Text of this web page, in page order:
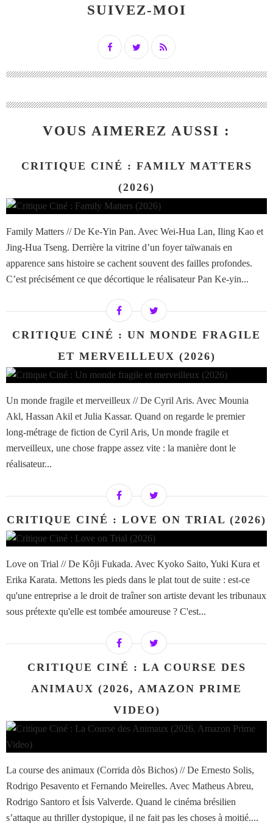
SUIVEZ-MOI
VOUS AIMEREZ AUSSI :
CRITIQUE CINÉ : FAMILY MATTERS
(2026)
Family Matters // De Ke-Yin Pan. Avec Wei-Hua Lan, Iling Kao et
Jing-Hua Tseng. Derrière la vitrine d’un foyer taïwanais en
apparence sans histoire se cachent souvent des failles profondes.
C’est précisément ce que décortique le réalisateur Pan Ke-yin...
CRITIQUE CINÉ : UN MONDE FRAGILE
ET MERVEILLEUX (2026)
Un monde fragile et merveilleux // De Cyril Aris. Avec Mounia
Akl, Hassan Akil et Julia Kassar. Quand on regarde le premier
long-métrage de fiction de Cyril Aris, Un monde fragile et
merveilleux, une chose frappe assez vite : la manière dont le
réalisateur...
CRITIQUE CINÉ : LOVE ON TRIAL (2026)
Love on Trial // De Kôji Fukada. Avec Kyoko Saito, Yuki Kura et
Erika Karata. Mettons les pieds dans le plat tout de suite : est-ce
qu'une entreprise a le droit de traîner son artiste devant les tribunaux
sous prétexte qu'elle est tombée amoureuse ? C'est...
CRITIQUE CINÉ : LA COURSE DES
ANIMAUX (2026, AMAZON PRIME
VIDEO)
La course des animaux (Corrida dòs Bichos) // De Ernesto Solis,
Rodrigo Pesavento et Fernando Meirelles. Avec Matheus Abreu,
Rodrigo Santoro et Ísis Valverde. Quand le cinéma brésilien
s’attaque au thriller dystopique, il ne fait pas les choses à moitié....